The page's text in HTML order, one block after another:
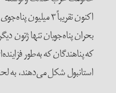
اکنون تقریباً ۳
بحران پناه‌جویان تنها ژتون
که پناهندگان که به‌طور
استانبول شکل می‌دهند، به